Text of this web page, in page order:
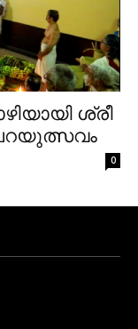
ശ്രീ
0